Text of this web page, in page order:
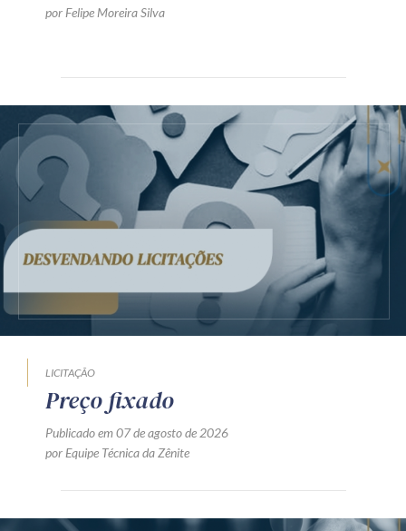
por Felipe Moreira Silva
LICITAÇÃO
Preço fixado
Publicado em 07 de agosto de 2026
por Equipe Técnica da Zênite